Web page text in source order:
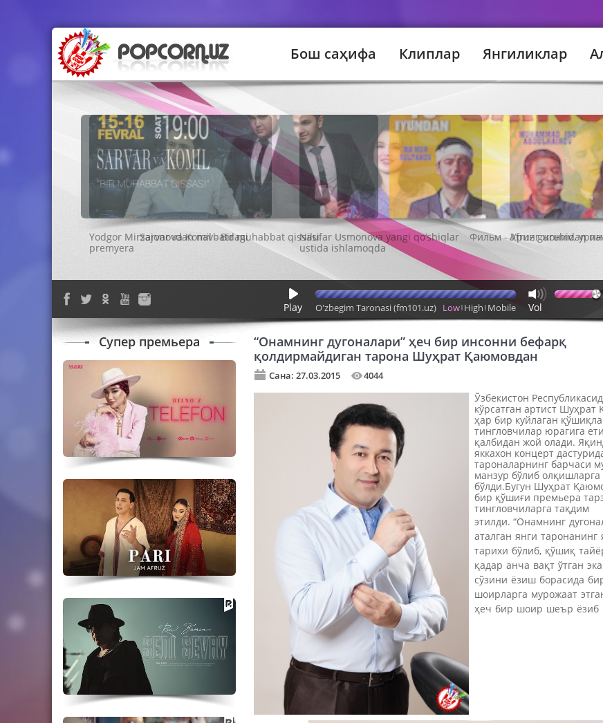
Бош саҳифа Клиплар Янгиликлар
Sarvar va Komil - Bir muhabbat qissasi Фильм - Уринг жоним,
Play Low High Mobile
O'zbegim Taronasi (fm101.uz) Vol
“Онамнинг дугоналари” ҳеч бир инсонни бефарқ
қолдирмайдиган тарона Шуҳрат Қаюмовдан
Сана: 27.03.2015 4044
Ўзбекистон
кўрсатган артист
ҳар бир куйлаган
тингловчилар юрагига
қалбидан жой олади.
яккахон концерт
тароналарнинг барчаси
манзур бўлиб олқишларга
бўлди.Бугун Шуҳрат
бир қўшиғи премьера
тингловчиларга тақдим
этилди. “Онамнинг
аталган янги
тарихи бўлиб, қўшиқ
қадар анча вақт ўтган
сўзини ёзиш борасида
шоирларга мурожаат
ҳеч бир шоир шеър ёзиб
Супер премьера